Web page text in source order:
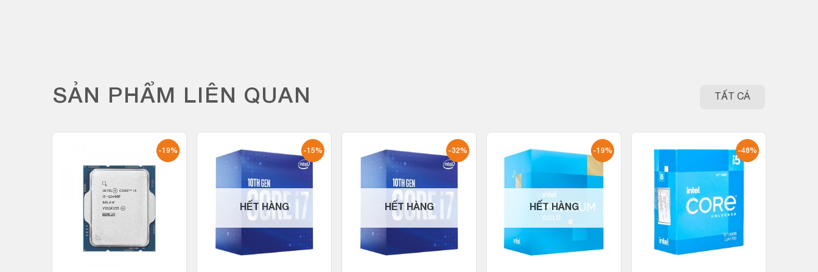
SẢN PHẨM LIÊN QUAN TẤT CẢ
-19% -15%
HẾT HÀNG
-32%
HẾT HÀNG
-19%
HẾT HÀNG
-48%